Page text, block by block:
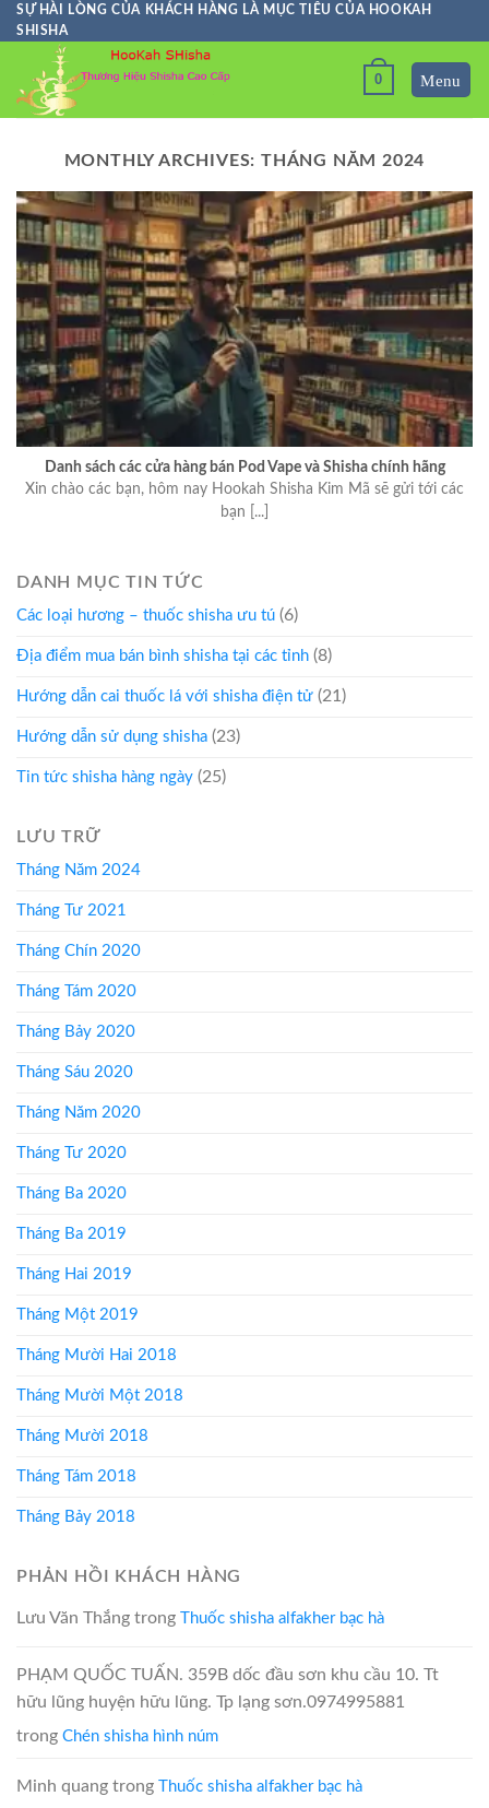
Skip
to
content
SỰ HÀI LÒNG CỦA KHÁCH HÀNG LÀ MỤC TIÊU CỦA HOOKAH
SHISHA
0
MONTHLY ARCHIVES:THÁNG NĂM 2024
Danh sách các cửa hàng bán Pod Vape và Shisha chính hãng
Xin chào các bạn, hôm nay Hookah Shisha Kim Mã sẽ gửi tới các
bạn [...]
DANH MỤC TIN TỨC
Các loại hương – thuốc shisha ưu tú (6)
Địa điểm mua bán bình shisha tại các tỉnh (8)
Hướng dẫn cai thuốc lá với shisha điện tử (21)
Hướng dẫn sử dụng shisha (23)
Tin tức shisha hàng ngày (25)
LƯU TRỮ
Tháng Năm 2024
Tháng Tư 2021
Tháng Chín 2020
Tháng Tám 2020
Tháng Bảy 2020
Tháng Sáu 2020
Tháng Năm 2020
Tháng Tư 2020
Tháng Ba 2020
Tháng Ba 2019
Tháng Hai 2019
Tháng Một 2019
Tháng Mười Hai 2018
Tháng Mười Một 2018
Tháng Mười 2018
Tháng Tám 2018
Tháng Bảy 2018
PHẢN HỒI KHÁCH HÀNG
Lưu Văn Thắng trong Thuốc shisha alfakher bạc hà
PHẠM QUỐC TUẤN. 359B dốc đầu sơn khu cầu 10. Tt
hữu lũng huyện hữu lũng. Tp lạng sơn.0974995881
trong Chén shisha hình núm
Minh quang trong Thuốc shisha alfakher bạc hà